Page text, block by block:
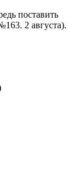
поставить
2 августа).